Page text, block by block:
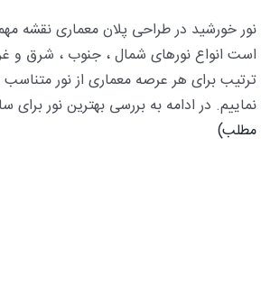
نور خورشید در طراحی پلان معماری نقشه
است انواع نورهای شمال ، جنوب ، شرق و
ترتیب برای هر عرصه معماری از نور
نماییم. در ادامه به بررسی بهترین نور برای
مطلب)